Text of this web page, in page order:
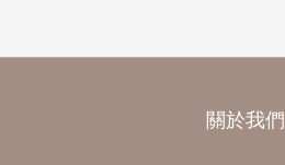
關於我們